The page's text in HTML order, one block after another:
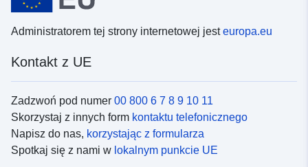
Administratorem tej strony internetowej jesteuropa.eu
Kontakt z UE
Zadzwoń pod numer 00 800 6 7 8 9 10 11
Skorzystaj z innych form kontaktu telefonicznego
Napisz do nas, korzystając z formularza
Spotkaj się z nami w lokalnym punkcie UE